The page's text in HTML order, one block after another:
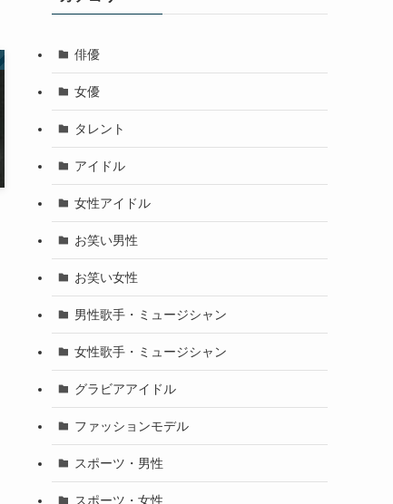
俳優
女優
タレント
アイドル
女性アイドル
お笑い男性
お笑い女性
男性歌手・ミュージシャン
女性歌手・ミュージシャン
グラビアアイドル
ファッションモデル
スポーツ・男性
スポーツ・女性